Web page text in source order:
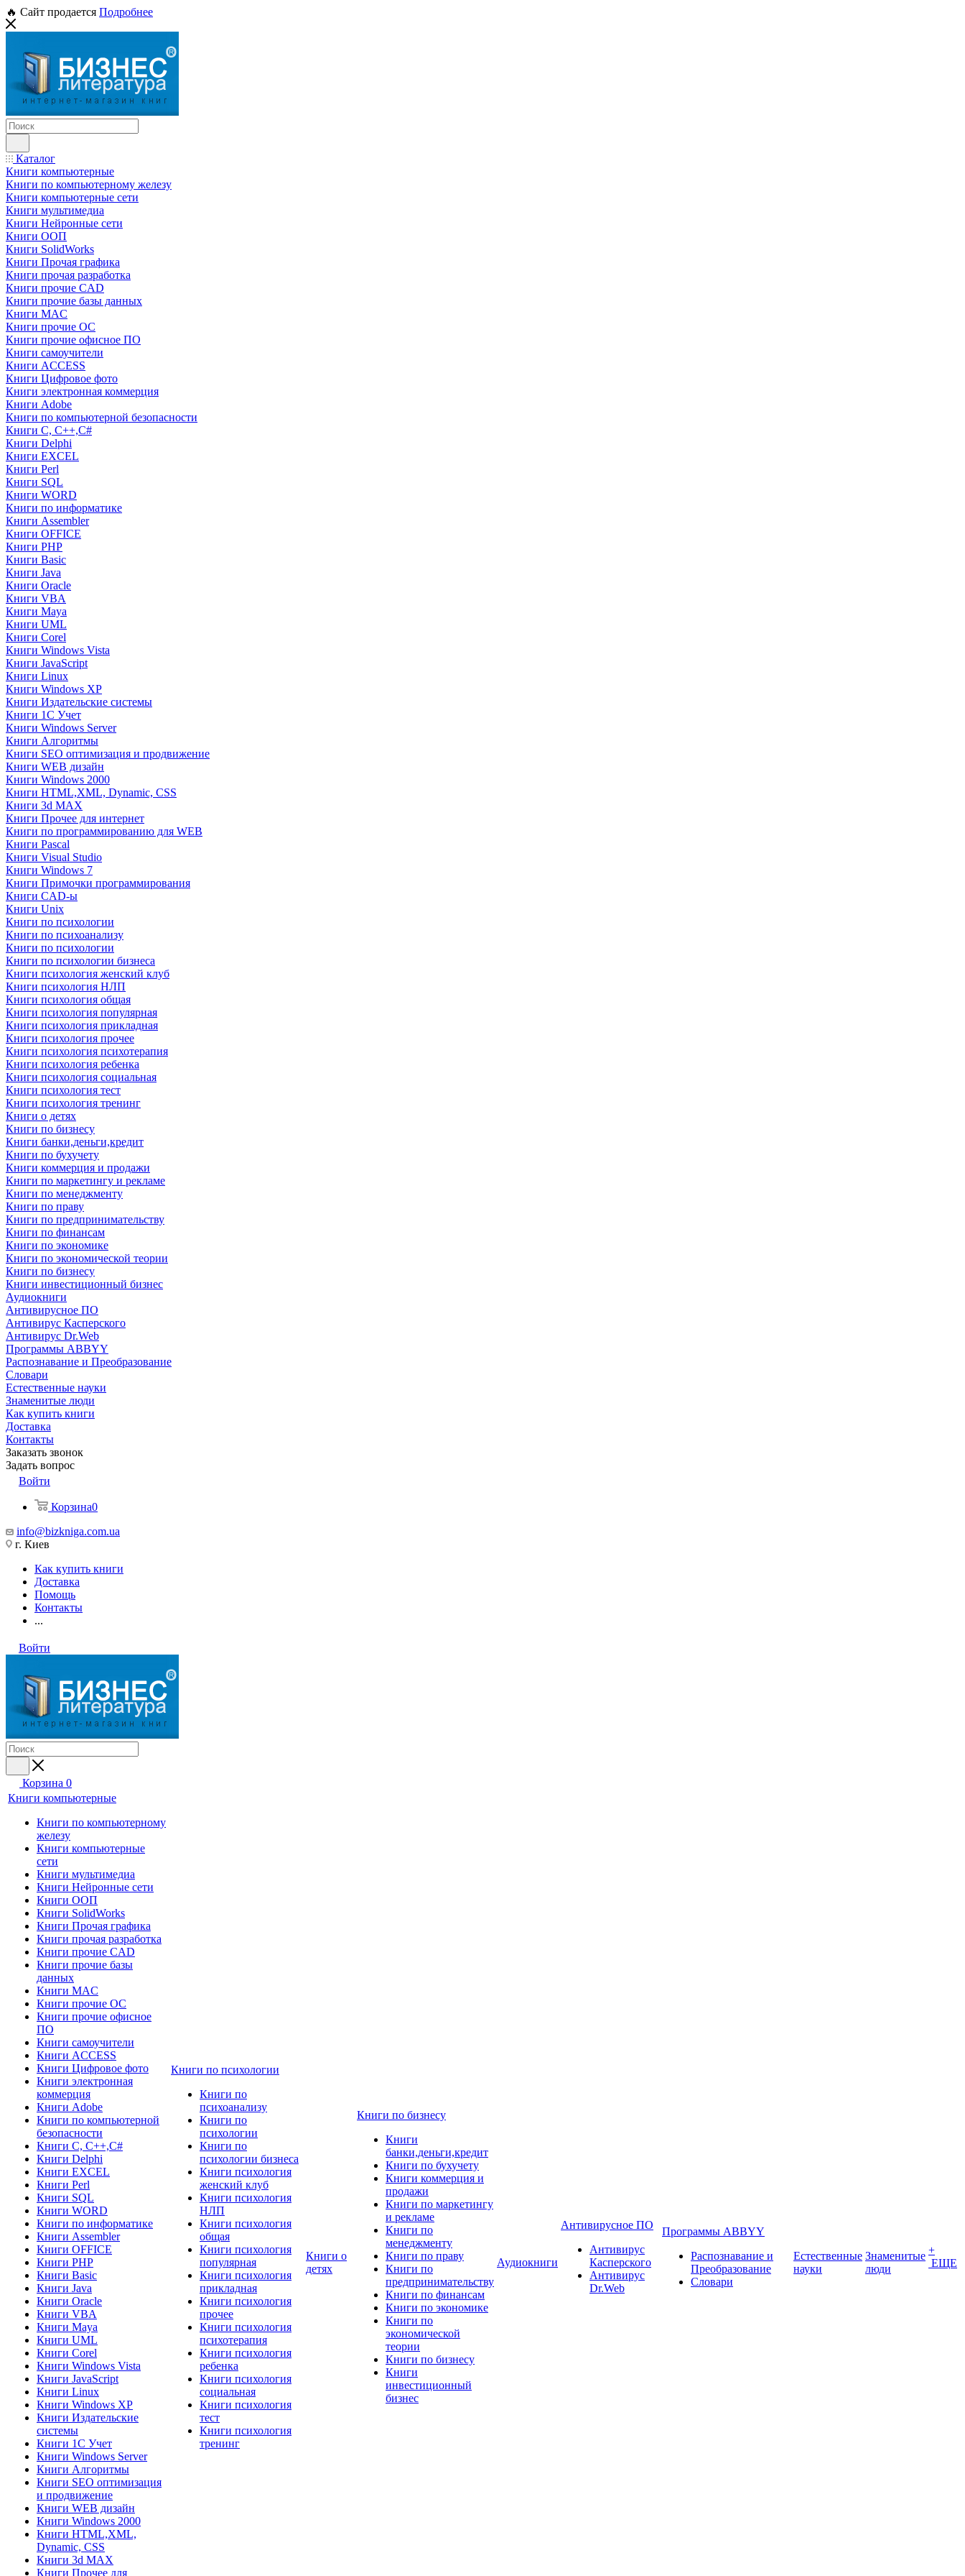
🔥 Сайт продается Подробнее
Каталог
Книги компьютерные
Книги по компьютерному железу
Книги компьютерные сети
Книги мультимедиа
Книги Нейронные сети
Книги ООП
Книги SolidWorks
Книги Прочая графика
Книги прочая разработка
Книги прочие CAD
Книги прочие базы данных
Книги MAC
Книги прочие ОС
Книги прочие офисное ПО
Книги самоучители
Книги ACCESS
Книги Цифровое фото
Книги электронная коммерция
Книги Adobe
Книги по компьютерной безопасности
Книги C, C++,С#
Книги Delphi
Книги EXCEL
Книги Perl
Книги SQL
Книги WORD
Книги по информатике
Книги Assembler
Книги OFFICE
Книги PHP
Книги Basic
Книги Java
Книги Oracle
Книги VBA
Книги Maya
Книги UML
Книги Corel
Книги Windows Vista
Книги JavaScript
Книги Linux
Книги Windows XP
Книги Издательские системы
Книги 1C Учет
Книги Windows Server
Книги Алгоритмы
Книги SEO оптимизация и продвижение
Книги WEB дизайн
Книги Windows 2000
Книги HTML,XML, Dynamic, CSS
Книги 3d MAX
Книги Прочее для интернет
Книги по программированию для WEB
Книги Pascal
Книги Visual Studio
Книги Windows 7
Книги Примочки программирования
Книги CAD-ы
Книги Unix
Книги по психологии
Книги по психоанализу
Книги по психологии
Книги по психологии бизнеса
Книги психология женский клуб
Книги психология НЛП
Книги психология общая
Книги психология популярная
Книги психология прикладная
Книги психология прочее
Книги психология психотерапия
Книги психология ребенка
Книги психология социальная
Книги психология тест
Книги психология тренинг
Книги о детях
Книги по бизнесу
Книги банки,деньги,кредит
Книги по бухучету
Книги коммерция и продажи
Книги по маркетингу и рекламе
Книги по менеджменту
Книги по праву
Книги по предпринимательству
Книги по финансам
Книги по экономике
Книги по экономической теории
Книги по бизнесу
Книги инвестиционный бизнес
Аудиокниги
Антивирусное ПО
Антивирус Касперского
Антивирус Dr.Web
Программы ABBYY
Распознавание и Преобразование
Словари
Естественные науки
Знаменитые люди
Как купить книги
Доставка
Контакты
Заказать звонок
Задать вопрос
Войти
Корзина0
info@bizkniga.com.ua
г. Киев
Как купить книги
Доставка
Помощь
Контакты
...
Войти
Корзина 0
Книги компьютерные
Книги по компьютерному
железу
Книги компьютерные
сети
Книги мультимедиа
Книги Нейронные сети
Книги ООП
Книги SolidWorks
Книги Прочая графика
Книги прочая разработка
Книги прочие CAD
Книги прочие базы
данных
Книги MAC
Книги прочие ОС
Книги прочие офисное
ПО
Книги самоучители
Книги ACCESS
Книги Цифровое фото
Книги электронная
коммерция
Книги Adobe
Книги по компьютерной
безопасности
Книги C, C++,С#
Книги Delphi
Книги EXCEL
Книги Perl
Книги SQL
Книги WORD
Книги по информатике
Книги Assembler
Книги OFFICE
Книги PHP
Книги Basic
Книги Java
Книги Oracle
Книги VBA
Книги Maya
Книги UML
Книги Corel
Книги Windows Vista
Книги JavaScript
Книги Linux
Книги Windows XP
Книги Издательские
системы
Книги 1C Учет
Книги Windows Server
Книги Алгоритмы
Книги SEO оптимизация
и продвижение
Книги WEB дизайн
Книги Windows 2000
Книги HTML,XML,
Dynamic, CSS
Книги 3d MAX
Книги Прочее для
Книги по психологии
Книги по
психоанализу
Книги по
психологии
Книги по
психологии бизнеса
Книги психология
женский клуб
Книги психология
НЛП
Книги психология
общая
Книги психология
популярная
Книги психология
прикладная
Книги психология
прочее
Книги психология
психотерапия
Книги психология
ребенка
Книги психология
социальная
Книги психология
тест
Книги психология
тренинг
Книги о
детях
Книги по бизнесу
Книги
банки,деньги,кредит
Книги по бухучету
Книги коммерция и
продажи
Книги по маркетингу
и рекламе
Книги по
менеджменту
Книги по праву
Книги по
предпринимательству
Книги по финансам
Книги по экономике
Книги по
экономической
теории
Книги по бизнесу
Книги
инвестиционный
бизнес
Аудиокниги
Антивирусное ПО
Антивирус
Касперского
Антивирус
Dr.Web
Программы ABBYY
Распознавание и
Преобразование
Словари
Естественные
науки
Знаменитые
люди
+
ЕЩЕ